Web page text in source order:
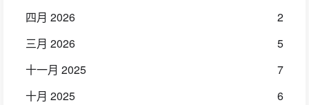
四月 2026
2
三月 2026
5
十一月 2025
7
十月 2025
6